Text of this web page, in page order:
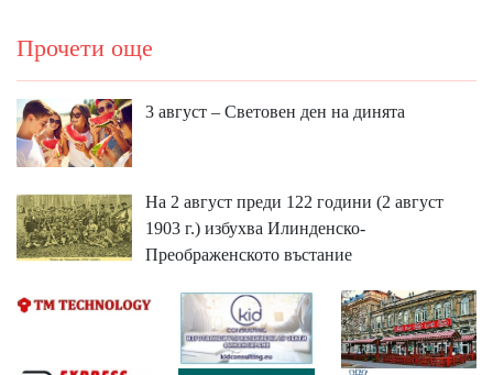
Прочети още
3 август – Световен ден на динята
На 2 август преди 122 години (2 август
1903 г.) избухва Илинденско-
Преображенското въстание